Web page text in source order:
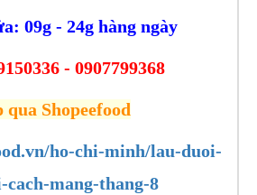
09g - 24g hàng ngày
- 0907799368
qua Shopeefood
ho-chi-minh/lau-duoi-
cach-mang-thang-8